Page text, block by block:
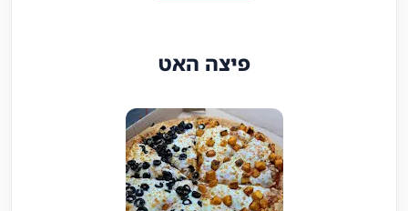
פיצה האט